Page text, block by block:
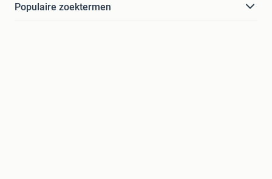
Populaire zoektermen